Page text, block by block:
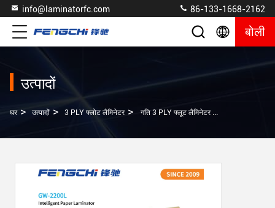
info@laminatorfc.com 86-133-1668-2162
बोली
उत्पादों
घर > उत्पादों > 3 PLY फ्लोट लैमिनेटर > गति 3 PLY फ्लूट लैमिनेटर GW-2200L एंटीकोरोसिव मैकेनिकल ड्राइव अद्वितीय कागज खिला